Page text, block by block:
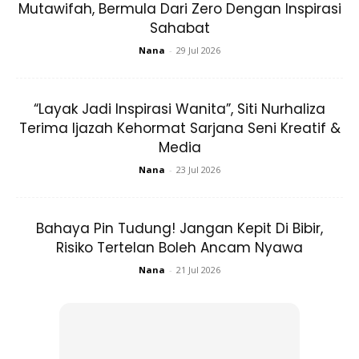
Ads
Golongan yang berpegang kepada pendapat ini
membenarkan wanita haid atau nifas membaca al-Quran
Mutawifah, Bermula Dari Zero Dengan Inspirasi
Sahabat
Nana - 29 Jul 2026
“Layak Jadi Inspirasi Wanita”, Siti Nurhaliza
Terima Ijazah Kehormat Sarjana Seni Kreatif &
Media
Nana - 23 Jul 2026
Bahaya Pin Tudung! Jangan Kepit Di Bibir,
Risiko Tertelan Boleh Ancam Nyawa
Nana - 21 Jul 2026